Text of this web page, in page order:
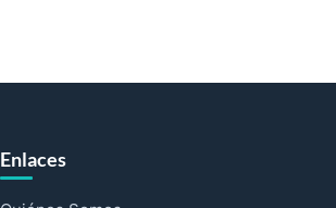
Enlaces